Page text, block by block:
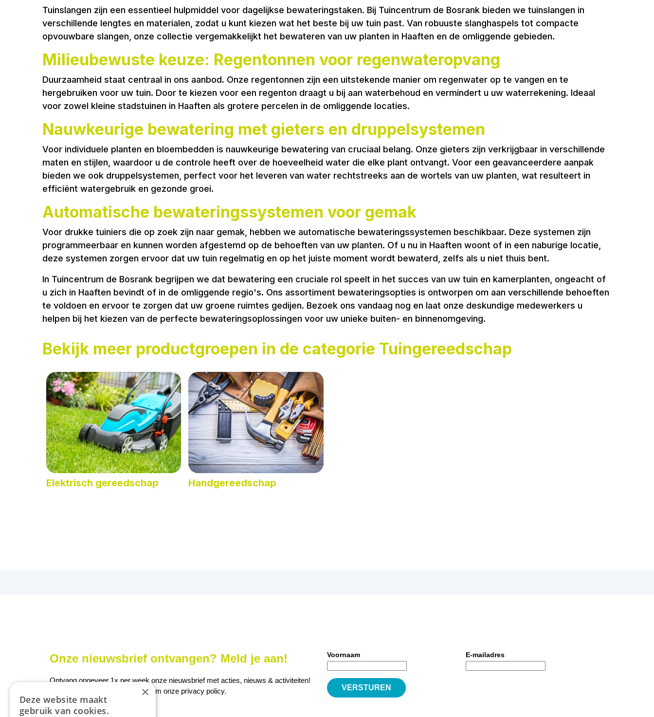
Tuinslangen zijn een essentieel hulpmiddel voor dagelijkse bewateringstaken. Bij Tuincentrum de Bosrank bieden we tuinslangen in
verschillende lengtes en materialen, zodat u kunt kiezen wat het beste bij uw tuin past. Van robuuste slanghaspels tot compacte
opvouwbare slangen, onze collectie vergemakkelijkt het bewateren van uw planten in Haaften en de omliggende gebieden.
Milieubewuste keuze: Regentonnen voor regenwateropvang
Duurzaamheid staat centraal in ons aanbod. Onze regentonnen zijn een uitstekende manier om regenwater op te vangen en te
hergebruiken voor uw tuin. Door te kiezen voor een regenton draagt u bij aan waterbehoud en vermindert u uw waterrekening. Ideaal
voor zowel kleine stadstuinen in Haaften als grotere percelen in de omliggende locaties.
Nauwkeurige bewatering met gieters en druppelsystemen
Voor individuele planten en bloembedden is nauwkeurige bewatering van cruciaal belang. Onze gieters zijn verkrijgbaar in verschillende
maten en stijlen, waardoor u de controle heeft over de hoeveelheid water die elke plant ontvangt. Voor een geavanceerdere aanpak
bieden we ook druppelsystemen, perfect voor het leveren van water rechtstreeks aan de wortels van uw planten, wat resulteert in
efficiënt watergebruik en gezonde groei.
Automatische bewateringssystemen voor gemak
Voor drukke tuiniers die op zoek zijn naar gemak, hebben we automatische bewateringssystemen beschikbaar. Deze systemen zijn
programmeerbaar en kunnen worden afgestemd op de behoeften van uw planten. Of u nu in Haaften woont of in een naburige locatie,
deze systemen zorgen ervoor dat uw tuin regelmatig en op het juiste moment wordt bewaterd, zelfs als u niet thuis bent.
In Tuincentrum de Bosrank begrijpen we dat bewatering een cruciale rol speelt in het succes van uw tuin en kamerplanten, ongeacht of
u zich in Haaften bevindt of in de omliggende regio's. Ons assortiment bewateringsopties is ontworpen om aan verschillende behoeften
te voldoen en ervoor te zorgen dat uw groene ruimtes gedijen. Bezoek ons vandaag nog en laat onze deskundige medewerkers u
helpen bij het kiezen van de perfecte bewateringsoplossingen voor uw unieke buiten- en binnenomgeving.
Bekijk meer productgroepen in de categorie Tuingereedschap
Elektrisch gereedschap Handgereedschap
Onze nieuwsbrief ontvangen? Meld je aan!
Ontvang ongeveer 1x per week onze nieuwsbrief met acties, nieuws & activiteiten!
We slaan uw gegevens op conform onze privacy policy.
Voornaam E-mailadres
×
Deze website maakt
gebruik van cookies.